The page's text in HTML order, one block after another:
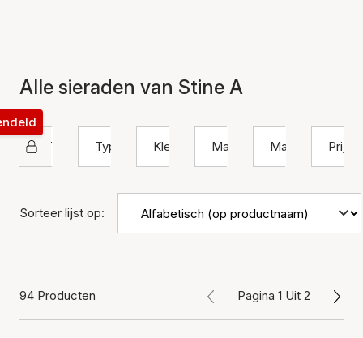
Alle sieraden van Stine A
STINE A Jewelry
Type
Kleur Materiaal Maat Prijs
Sorteer lijst op:
94 Producten Pagina 1 Uit 2